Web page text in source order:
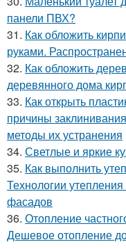
панели ПВХ?
31. Как обложить
руками.
32. Как обложить
деревянного дома
33. Как открыть
причины
методы их устранения
34. Светлые и яркие
35. Как выполнить
Технологии
фасадов
36. Отопление
Дешевое отопление